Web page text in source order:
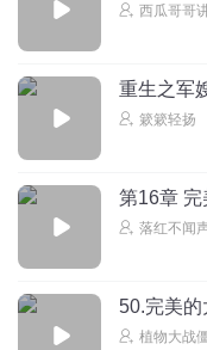
西瓜哥哥
重生之军
簌簌轻扬
第16章 完
落红不闻
50.完美的
植物大战